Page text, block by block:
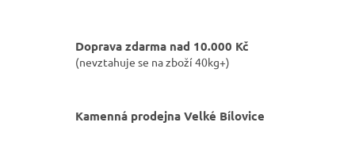
Doprava zdarma nad 10.000 Kč
(nevztahuje se na zboží 40kg+)
Kamenná prodejna Velké Bílovice